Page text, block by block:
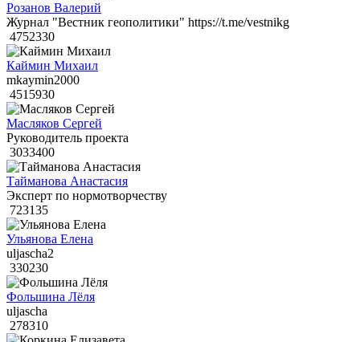
Розанов Валерий
Журнал "Вестник геополитики" https://t.me/vestnikg
4752330
Каймин Михаил
mkaymin2000
4515930
Масляков Сергей
Руководитель проекта
3033400
Тайманова Анастасия
Эксперт по нормотворчеству
723135
Ульянова Елена
uljascha2
330230
Фольшина Лёля
uljascha
278310